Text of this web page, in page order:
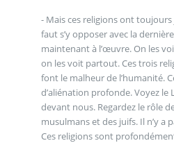
- Mais ces religions ont
faut s’y opposer avec la
maintenant à l’œuvre. On les
on les voit partout. Ces trois
font le malheur de l’humanité.
d’aliénation profonde. Voyez le
devant nous. Regardez le rôle des chrétiens, des
musulmans et des juifs. Il n’y a
Ces religions sont